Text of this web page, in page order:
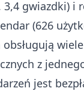
gwiazdki) i
(626
z
jest